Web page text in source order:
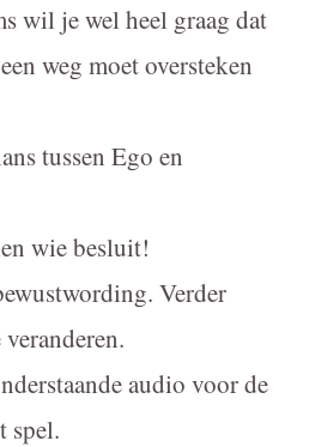
wil je wel heel graag dat
weg moet oversteken
tussen Ego en
wie besluit!
Verder
audio voor de
spel.